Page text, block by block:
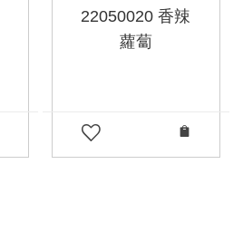
22050020 香辣
蘿蔔